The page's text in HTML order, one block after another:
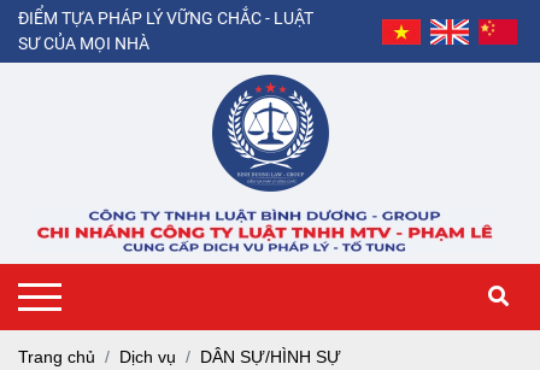
ĐIỂM TỰA PHÁP LÝ VỮNG CHẮC - LUẬT
SƯ CỦA MỌI NHÀ
Trang chủ Dịch vụ
DÂN SỰ/HÌNH SỰ